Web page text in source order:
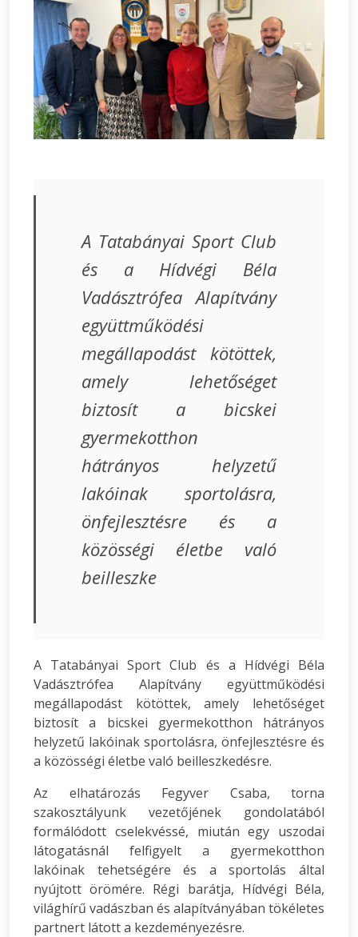
A Tatabányai Sport Club
és a Hídvégi Béla
Vadásztrófea Alapítvány
együttműködési
megállapodást kötöttek,
amely lehetőséget
biztosít a bicskei
gyermekotthon
hátrányos helyzetű
lakóinak sportolásra,
önfejlesztésre és a
közösségi életbe való
beilleszke
A Tatabányai Sport Club és a Hídvégi Béla
Vadásztrófea Alapítvány együttműködési
megállapodást kötöttek, amely lehetőséget
biztosít a bicskei gyermekotthon hátrányos
helyzetű lakóinak sportolásra, önfejlesztésre és
a közösségi életbe való beilleszkedésre.
Az elhatározás Fegyver Csaba, torna
szakosztályunk vezetőjének gondolatából
formálódott cselekvéssé, miután egy uszodai
látogatásnál felfigyelt a gyermekotthon
lakóinak tehetségére és a sportolás által
nyújtott örömére. Régi barátja, Hídvégi Béla,
világhírű vadászban és alapítványában tökéletes
partnert látott a kezdeményezésre.